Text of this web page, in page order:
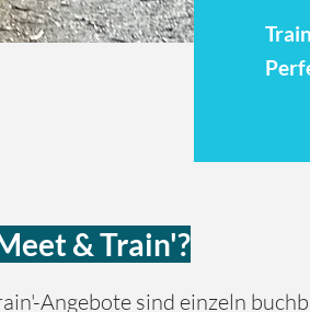
& Train'?
Angebote sind einzeln